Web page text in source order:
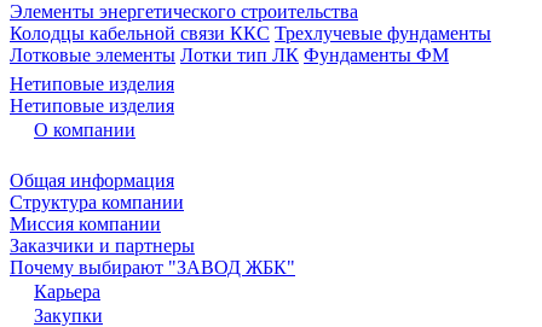
Элементы энергетического строительства
Колодцы кабельной связи ККС Трехлучевые фундаменты
Лотковые элементы Лотки тип ЛК Фундаменты ФМ
Нетиповые изделия
Нетиповые изделия
О компании
Общая информация
Структура компании
Миссия компании
Заказчики и партнеры
Почему выбирают "ЗАВОД ЖБК"
Карьера
Закупки